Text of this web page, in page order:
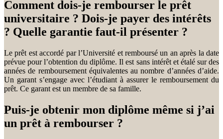
Comment dois-je rembourser le prêt
universitaire ? Dois-je payer des intérêts
? Quelle garantie faut-il présenter ?
Le prêt est accordé par l’Université et remboursé un an après la date
prévue pour l’obtention du diplôme. Il est sans intérêt et étalé sur des
années de remboursement équivalentes au nombre d’années d’aide.
Un garant s’engage avec l’étudiant à assurer le remboursement du
prêt. Ce garant est un membre de sa famille.
Puis-je obtenir mon diplôme même si j’ai
un prêt à rembourser ?